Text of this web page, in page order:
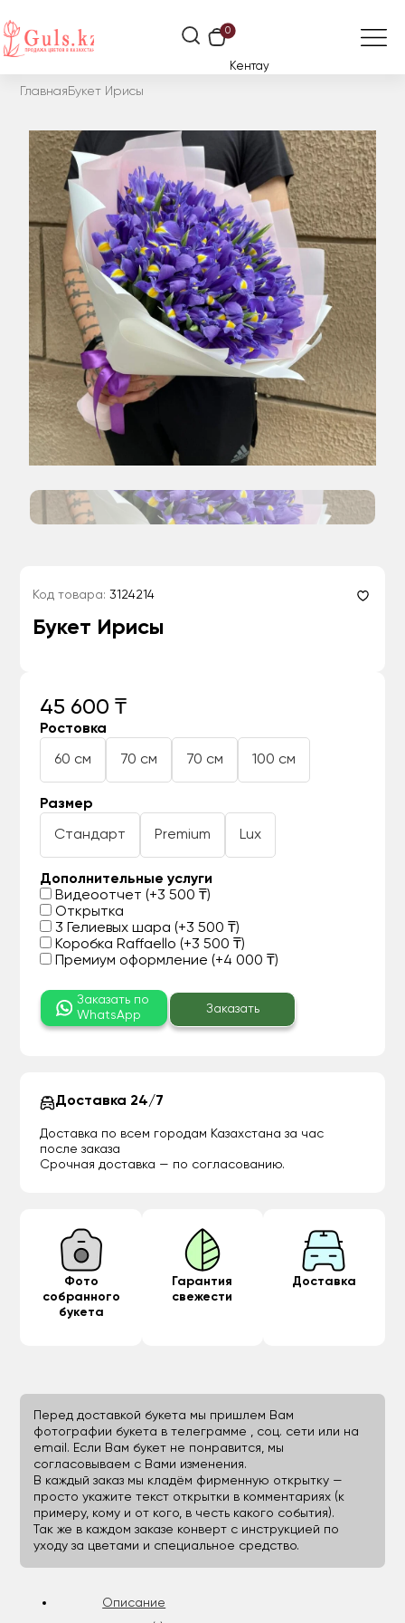
0
Кентау
Главная Букет Ирисы
Код товара: 3124214
Букет Ирисы
45 600 ₸
Ростовка
60 см 70 см 70 см 100 см
Размер
Стандарт Premium Lux
Дополнительные услуги
Видеоотчет (+3 500 ₸)
Открытка
3 Гелиевых шара (+3 500 ₸)
Коробка Raffaello (+3 500 ₸)
Премиум оформление (+4 000 ₸)
Заказать по
WhatsApp
Заказать
Доставка 24/7
Доставка по всем городам Казахстана за час
после заказа
Срочная доставка — по согласованию.
Фото
собранного
букета
Гарантия
свежести
Доставка
Перед доставкой букета мы пришлем Вам
фотографии букета в телеграмме , соц. сети или на
email. Если Вам букет не понравится, мы
согласовываем с Вами изменения.
В каждый заказ мы кладём фирменную открытку —
просто укажите текст открытки в комментариях (к
примеру, кому и от кого, в честь какого события).
Так же в каждом заказе конверт с инструкцией по
уходу за цветами и специальное средство.
Описание